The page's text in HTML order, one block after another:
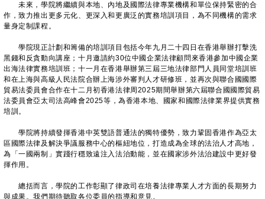
未來，學院將繼續與本地、內地及國際法律專業機構和單位保持緊密的合
作，致力推出更多元化、更深入和更廣泛的實務培訓項目，為不同機構的需求
量身定制課程。
學院現正計劃和籌備的培訓項目包括今年九月二十四日在香港舉辦打擊洗
黑錢和反貪動向講座；十月邀請約30位中國企業法律顧問來香港參加中國企業
出海法律實務培訓班；十一月在香港舉辦第三屆三地法律部門人員同堂培訓班
和在上海與高級人民法院合辦上海涉外審判人才研修班，並再次與聯合國國際
貿易法委員會合作在十二月初香港法律周2025期間舉辦第六屆聯合國國際貿易
法委員會亞太司法高峰會2025等，為香港本地、國家和國際法律業界提供實務
培訓。
學院將持續發揮香港中英雙語普通法的獨特優勢，致力鞏固香港作為亞太
區國際法律及解決爭議服務中心的樞紐地位，打造成為全球的法治人才高地，
為「一國兩制」實踐行穩致遠注入法治動能，並在國家涉外法治建設中更好發
揮作用。
總括而言，學院的工作彰顯了律政司在培養法律專業人才方面的長期努力
與成果。我們期待聽取各位委員的指導和意見。